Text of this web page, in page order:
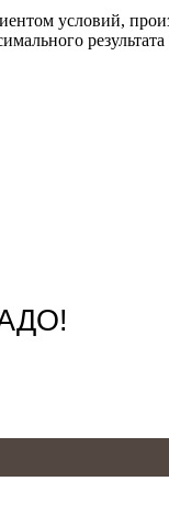
условий,
результата